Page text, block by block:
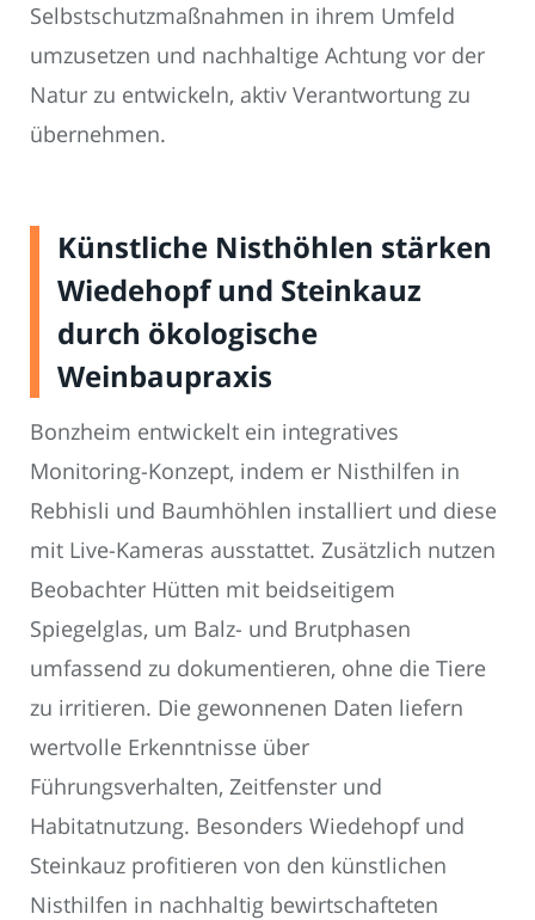
Selbstschutzmaßnahmen in ihrem Umfeld
umzusetzen und nachhaltige Achtung vor der
Natur zu entwickeln, aktiv Verantwortung zu
übernehmen.
Künstliche Nisthöhlen stärken
Wiedehopf und Steinkauz
durch ökologische
Weinbaupraxis
Bonzheim entwickelt ein integratives
Monitoring-Konzept, indem er Nisthilfen in
Rebhisli und Baumhöhlen installiert und diese
mit Live-Kameras ausstattet. Zusätzlich nutzen
Beobachter Hütten mit beidseitigem
Spiegelglas, um Balz- und Brutphasen
umfassend zu dokumentieren, ohne die Tiere
zu irritieren. Die gewonnenen Daten liefern
wertvolle Erkenntnisse über
Führungsverhalten, Zeitfenster und
Habitatnutzung. Besonders Wiedehopf und
Steinkauz profitieren von den künstlichen
Nisthilfen in nachhaltig bewirtschafteten